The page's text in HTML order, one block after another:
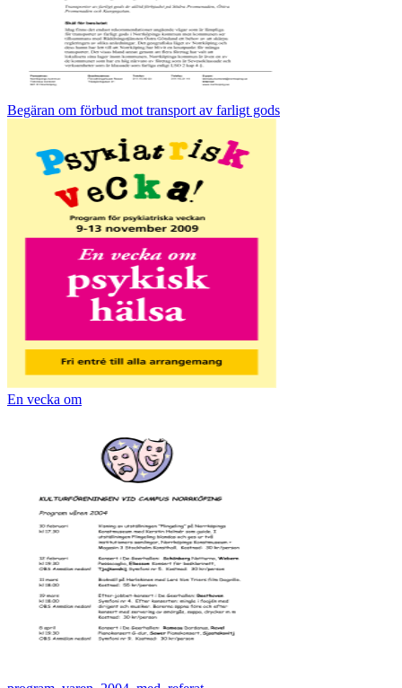
Begäran om förbud mot transport av farligt gods
En vecka om